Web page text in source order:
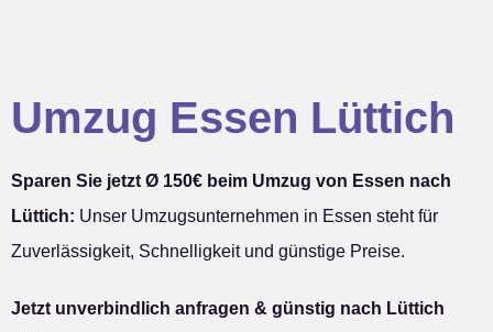
Umzug Essen Lüttich
Sparen Sie jetzt Ø 150€ beim Umzug von Essen nach
Lüttich: Unser Umzugsunternehmen in Essen steht für
Zuverlässigkeit, Schnelligkeit und günstige Preise.
Jetzt unverbindlich anfragen & günstig nach Lüttich